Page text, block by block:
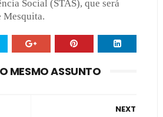
Social (STAS), que será
Mesquita.
MESMO ASSUNTO
NEXT